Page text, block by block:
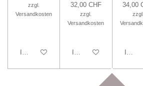
zzgl.
Versandkosten
In den Warenkorb
32,00 CHF
zzgl.
Versandkosten
In den Warenkorb
34,00
zzgl.
In